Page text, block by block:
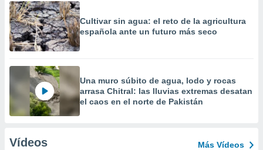
Cultivar sin agua: el reto de la agricultura
española ante un futuro más seco
Una muro súbito de agua, lodo y rocas
arrasa Chitral: las lluvias extremas desatan
el caos en el norte de Pakistán
Vídeos Más Vídeos